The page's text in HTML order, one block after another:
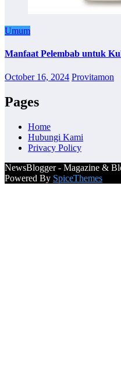
Umum
Manfaat Pelembab untuk
October 16, 2024 Provitamon
Pages
Home
Hubungi Kami
Privacy Policy
NewsBlogger - Magazine &
Powered By SpiceThemes